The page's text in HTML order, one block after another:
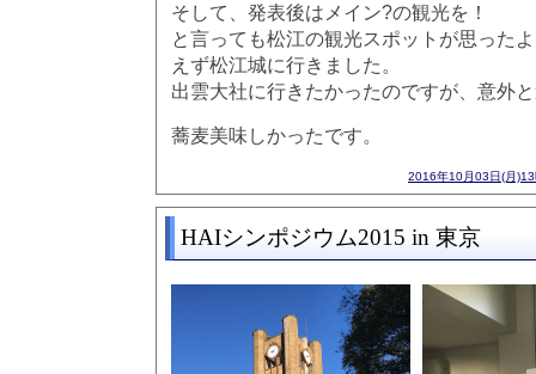
そして、発表後はメイン?の観光を！
と言っても松江の観光スポットが思った
えず松江城に行きました。
出雲大社に行きたかったのですが、意外
蕎麦美味しかったです。
2016年10月03日(月
HAIシンポジウム2015 in 東京